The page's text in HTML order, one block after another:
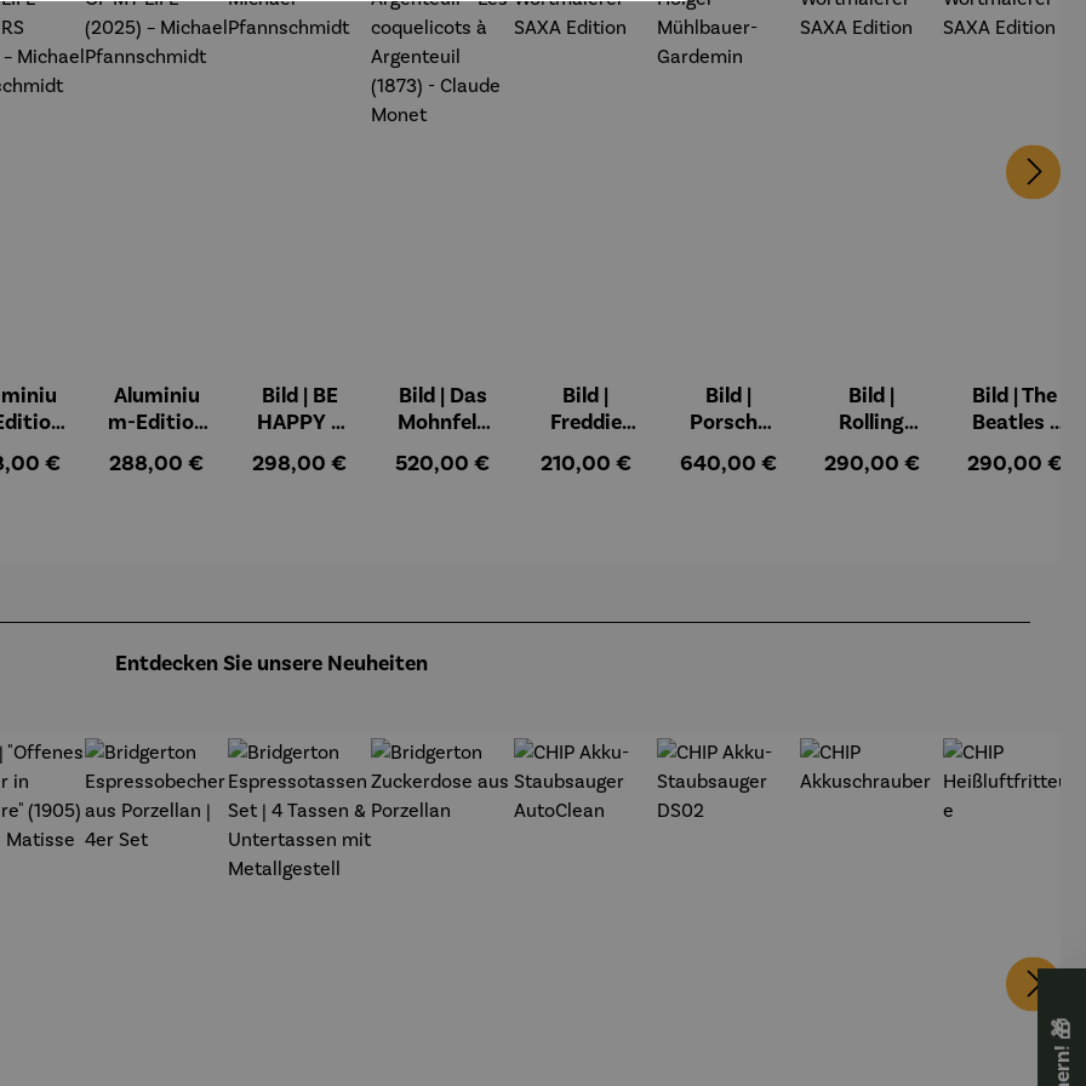
-Preis:
€
Aluminiu
m-Edition
MY LIFE
Regulärer Preis:
288,00 €
Bild | BE
HAPPY –
Pfannsch
Regulärer Preis:
298,00 €
Bild | Das
Mohnfeld
Argenteuil
Monet
Regulärer Preis:
520,00 €
Bild |
Freddie
Wortmale
Regulärer Preis:
210,00 €
Bild |
Porsche
– Holger
Regulärer Preis:
640,00 €
Bild |
Rolling
Wortmale
Regulärer Preis:
290,00 €
Bild | The
Beatles -
rei SAXA
Regulärer
290,00 €
Entdecken Sie unsere Neuheiten